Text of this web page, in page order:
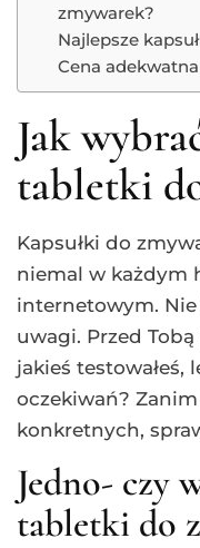
zmywarek?
Najlepsze
Cena
Jak
tabletki
Kapsułki do
niemal w każdym
internetowym.
uwagi. Przed
jakieś testowałeś,
oczekiwań?
konkretnych,
Jedno- czy
tabletki do